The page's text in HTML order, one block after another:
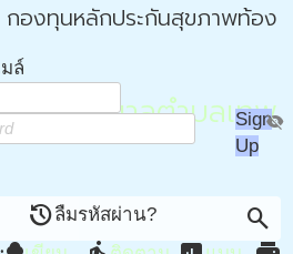
องทุนหลักประกันสุขภาพท้อง
ล์
visibility_off
restoreลืมรหัสผ่าน?
Sign
Up
ล เทศบาลตำบลเทพ
search